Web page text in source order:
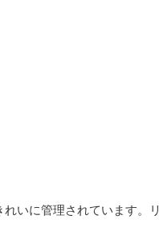
いに管理されています。リ